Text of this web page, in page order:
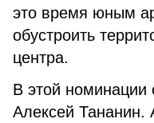
это время юным
обустроить
центра.
В этой номинации
Алексей Тананин.